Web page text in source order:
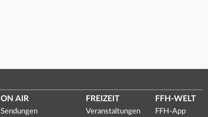
ON AIR
Sendungen
FREIZEIT
Veranstaltungen
FFH-WELT
FFH-App